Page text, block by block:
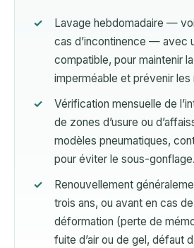
Lavage hebdomadaire —
cas d’incontinence — avec
compatible, pour maintenir
imperméable et prévenir les
Vérification mensuelle de
de zones d’usure ou
modèles pneumatiques,
pour éviter le sous-gonflage.
Renouvellement
trois ans, ou avant en cas
déformation (perte de
fuite d’air ou de gel, défaut